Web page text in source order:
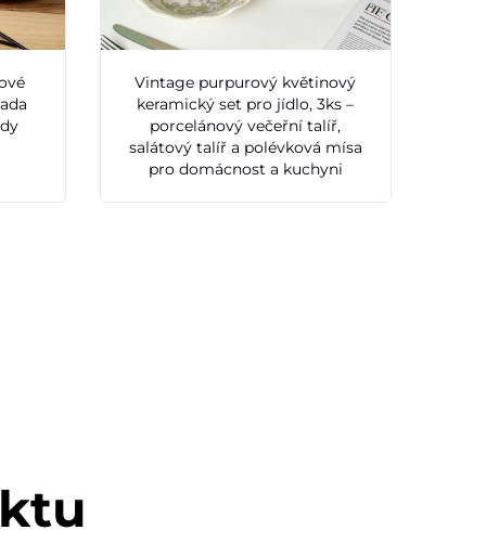
Vintage purpurový květinový
keramický set pro jídlo, 3ks –
porcelánový večeřní talíř,
salátový talíř a polévková mísa
pro domácnost a kuchyni